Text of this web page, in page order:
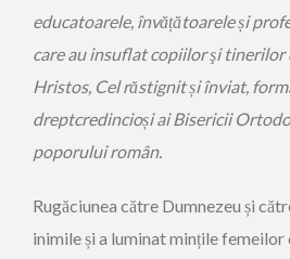
educatoarele, învățătoareleși
care au insuflat copiilor şi tinerilor
Hristos, Cel răstignitșiînviat,
dreptcredincioși ai Bisericii
poporului român.
Rugăciunea către Dumnezeu și
inimile și a luminat mințile femeilor